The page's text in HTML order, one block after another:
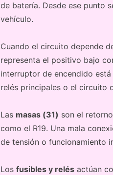
de batería. Desde ese punto
vehículo.
Cuando el circuito depende
representa el positivo bajo
interruptor de encendido
relés principales o el circuito
Las masas (31) son el
como el R19. Una mala
de tensión o funcionamiento
Los fusibles y relésactúan